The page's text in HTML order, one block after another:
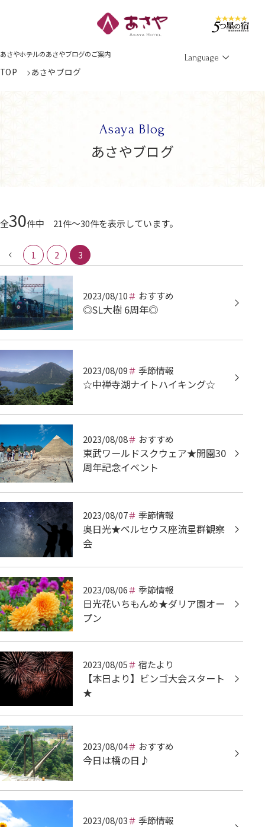
あさやホテルのあさやブログのご案内 Language
TOP あさやブログ
Asaya Blog
あさやブログ
全30件中 21件～30件を表示しています。
1 2 3
2023/08/10 おすすめ
◎SL大樹 6周年◎
2023/08/09 季節情報
☆中禅寺湖ナイトハイキング☆
2023/08/08 おすすめ
東武ワールドスクウェア★開園30
周年記念イベント
2023/08/07 季節情報
奥日光★ペルセウス座流星群観察
会
2023/08/06 季節情報
日光花いちもんめ★ダリア園オー
プン
2023/08/05 宿たより
【本日より】ビンゴ大会スタート
★
2023/08/04 おすすめ
今日は橋の日♪
2023/08/03 季節情報